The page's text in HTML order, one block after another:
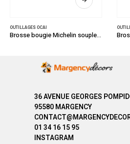
OUTILLAGES OCAI
Brosse bougie Michelin souple 3 rangs
36 AVENUE GEORGES
95580 MARGENCY
01 34 16 15 95
INSTAGRAM